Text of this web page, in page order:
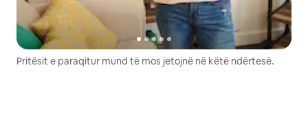
Pritësit e paraqitur mund të mos jetojnë në këtë ndërtesë.